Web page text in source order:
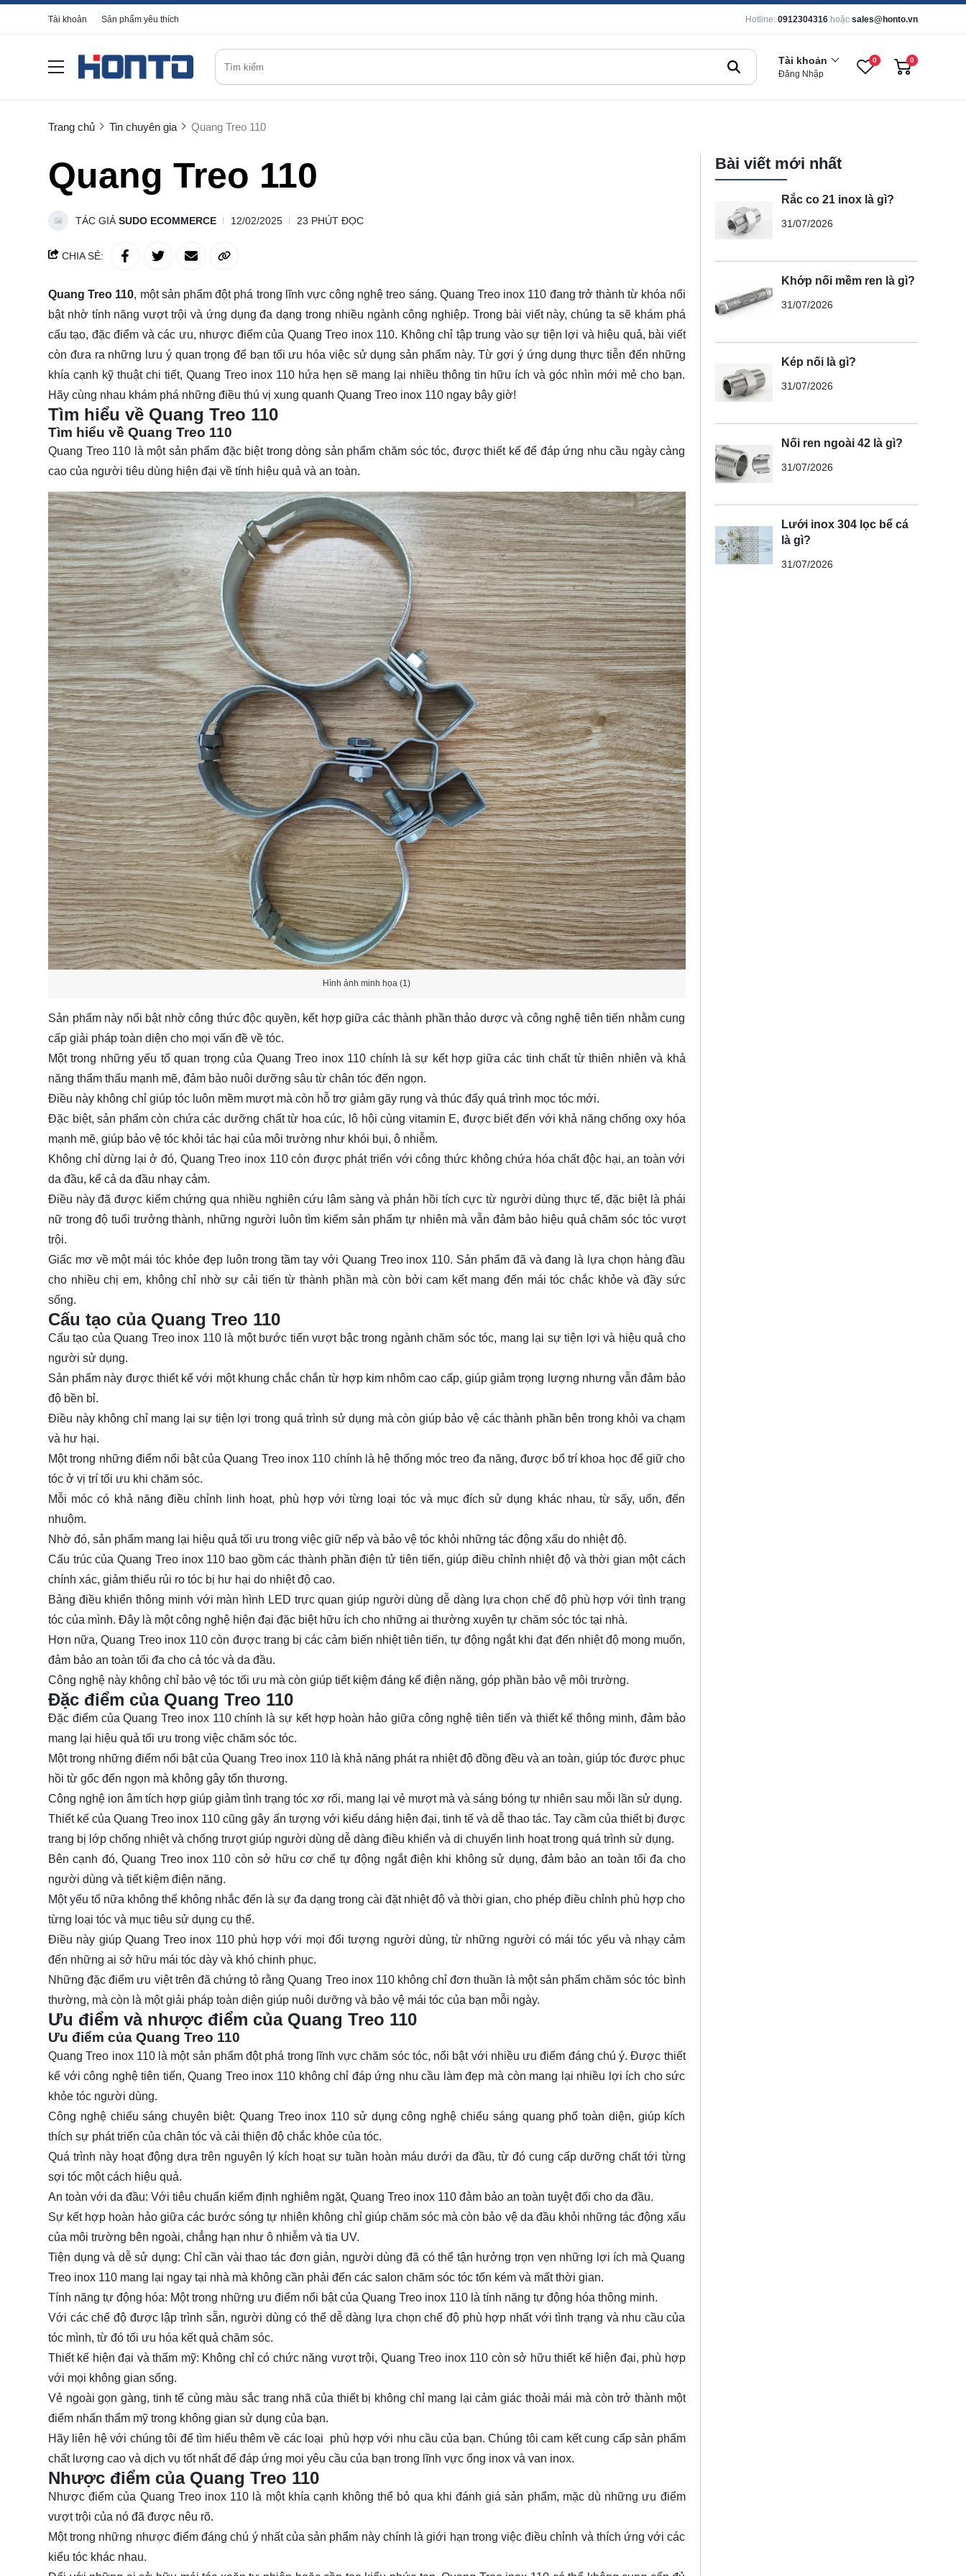
Tài khoản Sản phẩm yêu thích Hotline: 0912304316 hoặc sales@honto.vn
Tài khoản
Đăng Nhập
0 0
Trang chủ Tin chuyên gia Quang Treo 110
Quang Treo 110
TÁC GIẢ SUDO ECOMMERCE 12/02/2025 23 PHÚT ĐỌC
CHIA SẺ:
Quang Treo 110, một sản phẩm đột phá trong lĩnh vực công nghệ treo sáng. Quang Treo inox 110 đang trở thành từ khóa nổi
bật nhờ tính năng vượt trội và ứng dụng đa dạng trong nhiều ngành công nghiệp. Trong bài viết này, chúng ta sẽ khám phá
cấu tạo, đặc điểm và các ưu, nhược điểm của Quang Treo inox 110. Không chỉ tập trung vào sự tiện lợi và hiệu quả, bài viết
còn đưa ra những lưu ý quan trọng để bạn tối ưu hóa việc sử dụng sản phẩm này. Từ gợi ý ứng dụng thực tiễn đến những
khía cạnh kỹ thuật chi tiết, Quang Treo inox 110 hứa hẹn sẽ mang lại nhiều thông tin hữu ích và góc nhìn mới mẻ cho bạn.
Hãy cùng nhau khám phá những điều thú vị xung quanh Quang Treo inox 110 ngay bây giờ!
Tìm hiểu về Quang Treo 110
Tìm hiểu về Quang Treo 110
Quang Treo 110 là một sản phẩm đặc biệt trong dòng sản phẩm chăm sóc tóc, được thiết kế để đáp ứng nhu cầu ngày càng
cao của người tiêu dùng hiện đại về tính hiệu quả và an toàn.
Hình ảnh minh họa (1)
Sản phẩm này nổi bật nhờ công thức độc quyền, kết hợp giữa các thành phần thảo dược và công nghệ tiên tiến nhằm cung
cấp giải pháp toàn diện cho mọi vấn đề về tóc.
Một trong những yếu tố quan trọng của Quang Treo inox 110 chính là sự kết hợp giữa các tinh chất từ thiên nhiên và khả
năng thẩm thấu mạnh mẽ, đảm bảo nuôi dưỡng sâu từ chân tóc đến ngọn.
Điều này không chỉ giúp tóc luôn mềm mượt mà còn hỗ trợ giảm gãy rụng và thúc đẩy quá trình mọc tóc mới.
Đặc biệt, sản phẩm còn chứa các dưỡng chất từ hoa cúc, lô hội cùng vitamin E, được biết đến với khả năng chống oxy hóa
mạnh mẽ, giúp bảo vệ tóc khỏi tác hại của môi trường như khói bụi, ô nhiễm.
Không chỉ dừng lại ở đó, Quang Treo inox 110 còn được phát triển với công thức không chứa hóa chất độc hại, an toàn với
da đầu, kể cả da đầu nhạy cảm.
Điều này đã được kiểm chứng qua nhiều nghiên cứu lâm sàng và phản hồi tích cực từ người dùng thực tế, đặc biệt là phái
nữ trong độ tuổi trưởng thành, những người luôn tìm kiếm sản phẩm tự nhiên mà vẫn đảm bảo hiệu quả chăm sóc tóc vượt
trội.
Giấc mơ về một mái tóc khỏe đẹp luôn trong tầm tay với Quang Treo inox 110. Sản phẩm đã và đang là lựa chọn hàng đầu
cho nhiều chị em, không chỉ nhờ sự cải tiến từ thành phần mà còn bởi cam kết mang đến mái tóc chắc khỏe và đầy sức
sống.
Cấu tạo của Quang Treo 110
Cấu tạo của Quang Treo inox 110 là một bước tiến vượt bậc trong ngành chăm sóc tóc, mang lại sự tiện lợi và hiệu quả cho
người sử dụng.
Sản phẩm này được thiết kế với một khung chắc chắn từ hợp kim nhôm cao cấp, giúp giảm trọng lượng nhưng vẫn đảm bảo
độ bền bỉ.
Điều này không chỉ mang lại sự tiện lợi trong quá trình sử dụng mà còn giúp bảo vệ các thành phần bên trong khỏi va chạm
và hư hại.
Một trong những điểm nổi bật của Quang Treo inox 110 chính là hệ thống móc treo đa năng, được bố trí khoa học để giữ cho
tóc ở vị trí tối ưu khi chăm sóc.
Mỗi móc có khả năng điều chỉnh linh hoạt, phù hợp với từng loại tóc và mục đích sử dụng khác nhau, từ sấy, uốn, đến
nhuộm.
Nhờ đó, sản phẩm mang lại hiệu quả tối ưu trong việc giữ nếp và bảo vệ tóc khỏi những tác động xấu do nhiệt độ.
Cấu trúc của Quang Treo inox 110 bao gồm các thành phần điện tử tiên tiến, giúp điều chỉnh nhiệt độ và thời gian một cách
chính xác, giảm thiểu rủi ro tóc bị hư hại do nhiệt độ cao.
Bảng điều khiển thông minh với màn hình LED trực quan giúp người dùng dễ dàng lựa chọn chế độ phù hợp với tình trạng
tóc của mình. Đây là một công nghệ hiện đại đặc biệt hữu ích cho những ai thường xuyên tự chăm sóc tóc tại nhà.
Hơn nữa, Quang Treo inox 110 còn được trang bị các cảm biến nhiệt tiên tiến, tự động ngắt khi đạt đến nhiệt độ mong muốn,
đảm bảo an toàn tối đa cho cả tóc và da đầu.
Công nghệ này không chỉ bảo vệ tóc tối ưu mà còn giúp tiết kiệm đáng kể điện năng, góp phần bảo vệ môi trường.
Đặc điểm của Quang Treo 110
Đặc điểm của Quang Treo inox 110 chính là sự kết hợp hoàn hảo giữa công nghệ tiên tiến và thiết kế thông minh, đảm bảo
mang lại hiệu quả tối ưu trong việc chăm sóc tóc.
Một trong những điểm nổi bật của Quang Treo inox 110 là khả năng phát ra nhiệt độ đồng đều và an toàn, giúp tóc được phục
hồi từ gốc đến ngọn mà không gây tổn thương.
Công nghệ ion âm tích hợp giúp giảm tình trạng tóc xơ rối, mang lại vẻ mượt mà và sáng bóng tự nhiên sau mỗi lần sử dụng.
Thiết kế của Quang Treo inox 110 cũng gây ấn tượng với kiểu dáng hiện đại, tinh tế và dễ thao tác. Tay cầm của thiết bị được
trang bị lớp chống nhiệt và chống trượt giúp người dùng dễ dàng điều khiển và di chuyển linh hoạt trong quá trình sử dụng.
Bên cạnh đó, Quang Treo inox 110 còn sở hữu cơ chế tự động ngắt điện khi không sử dụng, đảm bảo an toàn tối đa cho
người dùng và tiết kiệm điện năng.
Một yếu tố nữa không thể không nhắc đến là sự đa dạng trong cài đặt nhiệt độ và thời gian, cho phép điều chỉnh phù hợp cho
từng loại tóc và mục tiêu sử dụng cụ thể.
Điều này giúp Quang Treo inox 110 phù hợp với mọi đối tượng người dùng, từ những người có mái tóc yếu và nhạy cảm
đến những ai sở hữu mái tóc dày và khó chinh phục.
Những đặc điểm ưu việt trên đã chứng tỏ rằng Quang Treo inox 110 không chỉ đơn thuần là một sản phẩm chăm sóc tóc bình
thường, mà còn là một giải pháp toàn diện giúp nuôi dưỡng và bảo vệ mái tóc của bạn mỗi ngày.
Ưu điểm và nhược điểm của Quang Treo 110
Ưu điểm của Quang Treo 110
Quang Treo inox 110 là một sản phẩm đột phá trong lĩnh vực chăm sóc tóc, nổi bật với nhiều ưu điểm đáng chú ý. Được thiết
kế với công nghệ tiên tiến, Quang Treo inox 110 không chỉ đáp ứng nhu cầu làm đẹp mà còn mang lại nhiều lợi ích cho sức
khỏe tóc người dùng.
Công nghệ chiếu sáng chuyên biệt: Quang Treo inox 110 sử dụng công nghệ chiếu sáng quang phổ toàn diện, giúp kích
thích sự phát triển của chân tóc và cải thiện độ chắc khỏe của tóc.
Quá trình này hoạt động dựa trên nguyên lý kích hoạt sự tuần hoàn máu dưới da đầu, từ đó cung cấp dưỡng chất tới từng
sợi tóc một cách hiệu quả.
An toàn với da đầu: Với tiêu chuẩn kiểm định nghiêm ngặt, Quang Treo inox 110 đảm bảo an toàn tuyệt đối cho da đầu.
Sự kết hợp hoàn hảo giữa các bước sóng tự nhiên không chỉ giúp chăm sóc mà còn bảo vệ da đầu khỏi những tác động xấu
của môi trường bên ngoài, chẳng hạn như ô nhiễm và tia UV.
Tiện dụng và dễ sử dụng: Chỉ cần vài thao tác đơn giản, người dùng đã có thể tận hưởng trọn vẹn những lợi ích mà Quang
Treo inox 110 mang lại ngay tại nhà mà không cần phải đến các salon chăm sóc tóc tốn kém và mất thời gian.
Tính năng tự động hóa: Một trong những ưu điểm nổi bật của Quang Treo inox 110 là tính năng tự động hóa thông minh.
Với các chế độ được lập trình sẵn, người dùng có thể dễ dàng lựa chọn chế độ phù hợp nhất với tình trạng và nhu cầu của
tóc mình, từ đó tối ưu hóa kết quả chăm sóc.
Thiết kế hiện đại và thẩm mỹ: Không chỉ có chức năng vượt trội, Quang Treo inox 110 còn sở hữu thiết kế hiện đại, phù hợp
với mọi không gian sống.
Vẻ ngoài gọn gàng, tinh tế cùng màu sắc trang nhã của thiết bị không chỉ mang lại cảm giác thoải mái mà còn trở thành một
điểm nhấn thẩm mỹ trong không gian sử dụng của bạn.
Hãy liên hệvới chúng tôi để tìm hiểu thêm về các loại phù hợp với nhu cầu của bạn. Chúng tôi cam kết cung cấp sản phẩm
chất lượng cao và dịch vụ tốt nhất để đáp ứng mọi yêu cầu của bạn trong lĩnh vực ống inox và van inox.
Nhược điểm của Quang Treo 110
Nhược điểm của Quang Treo inox 110 là một khía cạnh không thể bỏ qua khi đánh giá sản phẩm, mặc dù những ưu điểm
vượt trội của nó đã được nêu rõ.
Một trong những nhược điểm đáng chú ý nhất của sản phẩm này chính là giới hạn trong việc điều chỉnh và thích ứng với các
kiểu tóc khác nhau.
Bài viết mới nhất
Rắc co 21 inox là gì?
31/07/2026
Khớp nối mềm ren là gì?
31/07/2026
Kép nối là gì?
31/07/2026
Nối ren ngoài 42 là gì?
31/07/2026
Lưới inox 304 lọc bể cá
là gì?
31/07/2026